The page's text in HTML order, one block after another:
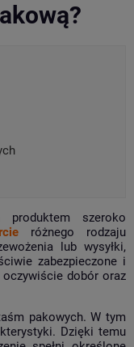
szeroko
różnego rodzaju
lub wysyłki,
zabezpieczone i
dobór oraz
pakowych. W tym
Dzięki temu